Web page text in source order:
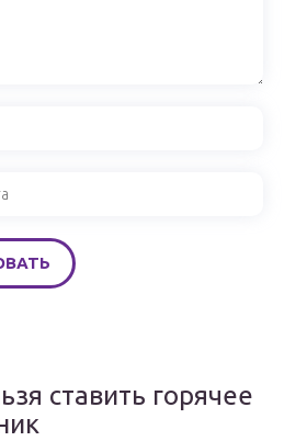
ставить горячее